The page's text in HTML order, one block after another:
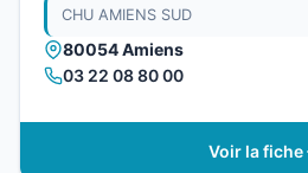
CHU AMIENS SUD
80054 Amiens
03 22 08 80 00
Voir la fiche